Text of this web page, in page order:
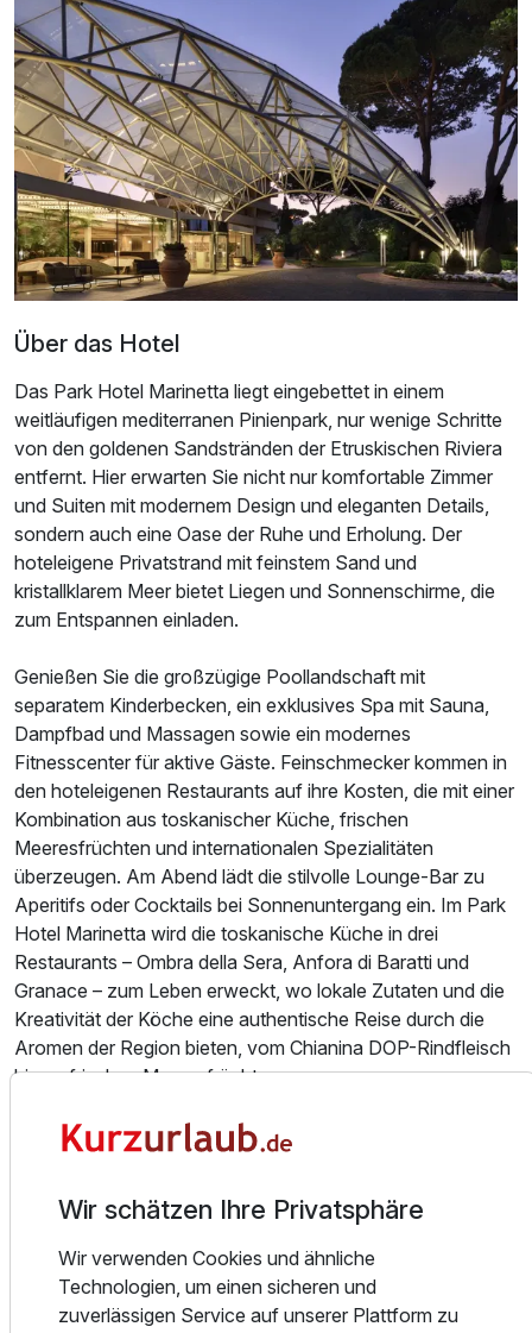
Doppelzimmer Standard
2 Erwachsene
Ausstattung
Für 4 Tage p.P. ab 9.999,00 €
2 Erwachsene
Über das Hotel
Das Park Hotel Marinetta liegt eingebettet in einem
weitläufigen mediterranen Pinienpark, nur wenige Schritte
von den goldenen Sandstränden der Etruskischen Riviera
entfernt. Hier erwarten Sie nicht nur komfortable Zimmer
und Suiten mit modernem Design und eleganten Details,
sondern auch eine Oase der Ruhe und Erholung. Der
hoteleigene Privatstrand mit feinstem Sand und
kristallklarem Meer bietet Liegen und Sonnenschirme, die
zum Entspannen einladen.
Genießen Sie die großzügige Poollandschaft mit
separatem Kinderbecken, ein exklusives Spa mit Sauna,
Dampfbad und Massagen sowie ein modernes
Fitnesscenter für aktive Gäste. Feinschmecker kommen in
den hoteleigenen Restaurants auf ihre Kosten, die mit einer
Kombination aus toskanischer Küche, frischen
Meeresfrüchten und internationalen Spezialitäten
überzeugen. Am Abend lädt die stilvolle Lounge-Bar zu
Aperitifs oder Cocktails bei Sonnenuntergang ein. Im Park
Hotel Marinetta wird die toskanische Küche in drei
Restaurants – Ombra della Sera, Anfora di Baratti und
Granace – zum Leben erweckt, wo lokale Zutaten und die
Kreativität der Köche eine authentische Reise durch die
Aromen der Region bieten, vom Chianina DOP-Rindfleisch
bis zu frischen Meeresfrüchten.
Funny Pools - Beheiztes Becken 28°. Alle Kinder haben
speziell für sie eingerichtet. Im 8×8-Becken können die
Kleinen sicher im sanft abfallendem Wasser spielen, ohne
jemals zu tief zu werden. Im 20×10-Becken hingegen
können Teenager wie in einem echten Erwachsenenpool
Wir schätzen Ihre Privatsphäre
Wir verwenden Cookies und ähnliche
Technologien, um einen sicheren und
zuverlässigen Service auf unserer Plattform zu